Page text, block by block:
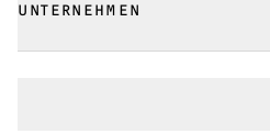
UNTERNEHMEN